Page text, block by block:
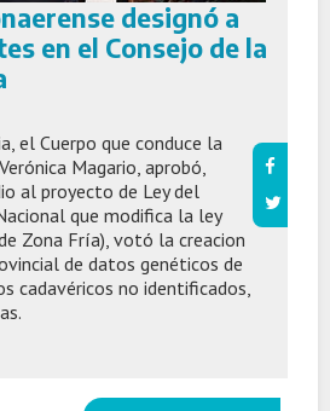
designó a
en el Consejo de la
el Cuerpo que conduce la
Magario, aprobó,
al proyecto de Ley del
que modifica la ley
Zona Fría), votó la creacion
de datos genéticos de
cadavéricos no identificados,